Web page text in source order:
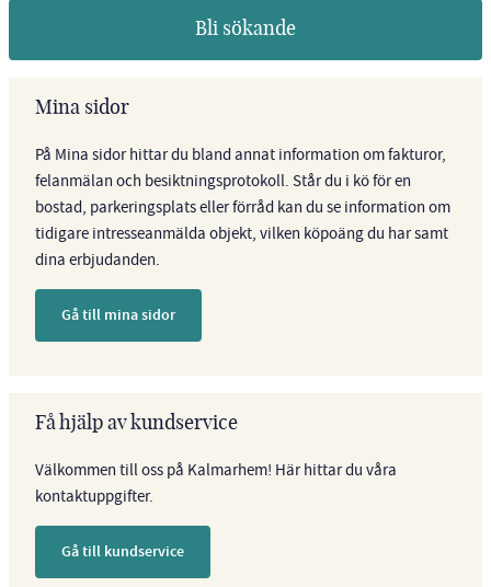
Bli sökande
Mina sidor
På Mina sidor hittar du bland annat information om fakturor,
felanmälan och besiktningsprotokoll. Står du i kö för en
bostad, parkeringsplats eller förråd kan du se information om
tidigare intresseanmälda objekt, vilken köpoäng du har samt
dina erbjudanden.
Gå till mina sidor
Få hjälp av kundservice
Välkommen till oss på Kalmarhem! Här hittar du våra
kontaktuppgifter.
Gå till kundservice